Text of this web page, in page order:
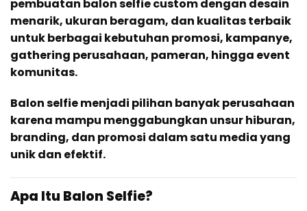
pembuatan balon selfie custom dengan desain
menarik, ukuran beragam, dan kualitas terbaik
untuk berbagai kebutuhan promosi, kampanye,
gathering perusahaan, pameran, hingga event
komunitas.
Balon selfie menjadi pilihan banyak perusahaan
karena mampu menggabungkan unsur hiburan,
branding, dan promosi dalam satu media yang
unik dan efektif.
Apa Itu Balon Selfie?